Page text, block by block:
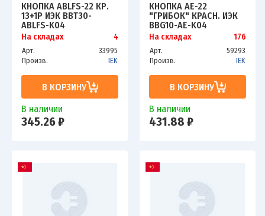
КНОПКА ABLFS-22 КР.
1З+1Р ИЭК BBT30-
ABLFS-K04
На складах 4
Арт.
33995
Произв.
IEK
В КОРЗИНУ
В наличии
345.26 ₽
КНОПКА AE-22
"ГРИБОК" КРАСН. ИЭК
BBG10-AE-K04
На складах 176
Арт.
59293
Произв.
IEK
В КОРЗИНУ
В наличии
431.88 ₽